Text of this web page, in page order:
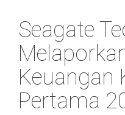
Seagate
Keuangan
Pertama